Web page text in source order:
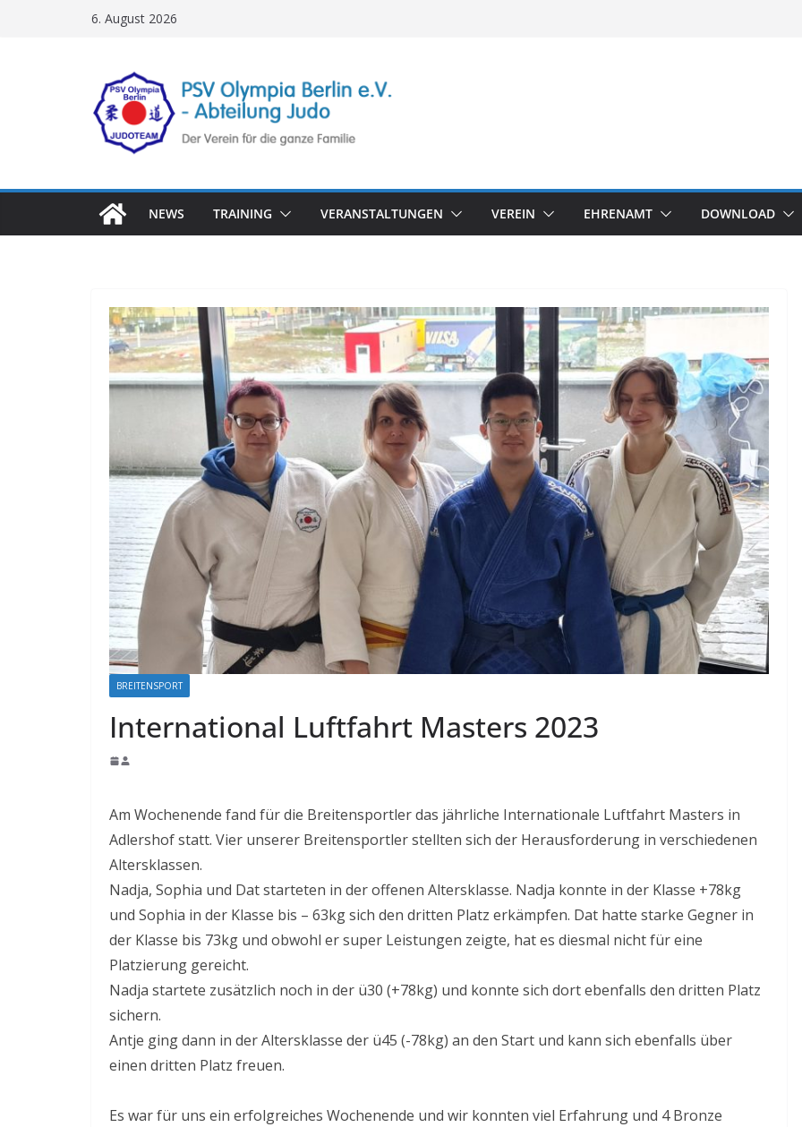
6. August 2026
NEWS TRAINING VERANSTALTUNGEN VEREIN EHRENAMT DOWNLOAD
BREITENSPORT
International Luftfahrt Masters 2023
Am Wochenende fand für die Breitensportler das jährliche Internationale Luftfahrt Masters in
Adlershof statt. Vier unserer Breitensportler stellten sich der Herausforderung in verschiedenen
Altersklassen.
Nadja, Sophia und Dat starteten in der offenen Altersklasse. Nadja konnte in der Klasse +78kg
und Sophia in der Klasse bis – 63kg sich den dritten Platz erkämpfen. Dat hatte starke Gegner in
der Klasse bis 73kg und obwohl er super Leistungen zeigte, hat es diesmal nicht für eine
Platzierung gereicht.
Nadja startete zusätzlich noch in der ü30 (+78kg) und konnte sich dort ebenfalls den dritten Platz
sichern.
Antje ging dann in der Altersklasse der ü45 (-78kg) an den Start und kann sich ebenfalls über
einen dritten Platz freuen.
Es war für uns ein erfolgreiches Wochenende und wir konnten viel Erfahrung und 4 Bronze